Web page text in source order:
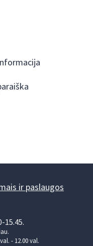
ir paslaugos
15.45.
- 12.00 val.